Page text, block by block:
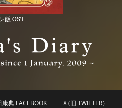
飯 OST
康典 FACEBOOK X (旧 TWITTER）